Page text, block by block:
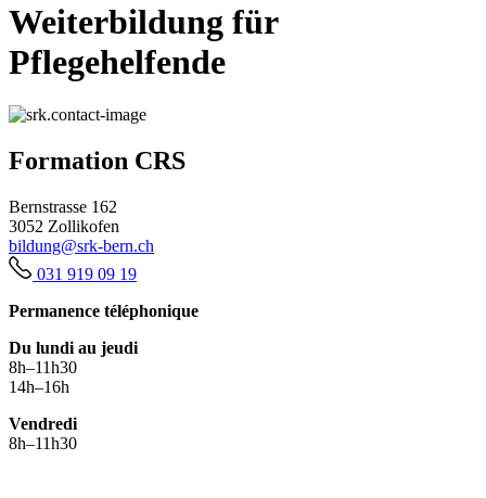
Weiterbildung für
Pflegehelfende
Formation CRS
Bernstrasse 162
3052 Zollikofen
bildung@srk-bern.ch
031 919 09 19
Permanence téléphonique
Du lundi au jeudi
8h–11h30
14h–16h
Vendredi
8h–11h30